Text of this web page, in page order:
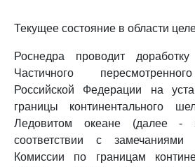
Текущее состояние в области
Роснедра проводит
Частичного
Российской Федерации на
границы континентального
Ледовитом океане (далее -
соответствии с
Комиссии по границам